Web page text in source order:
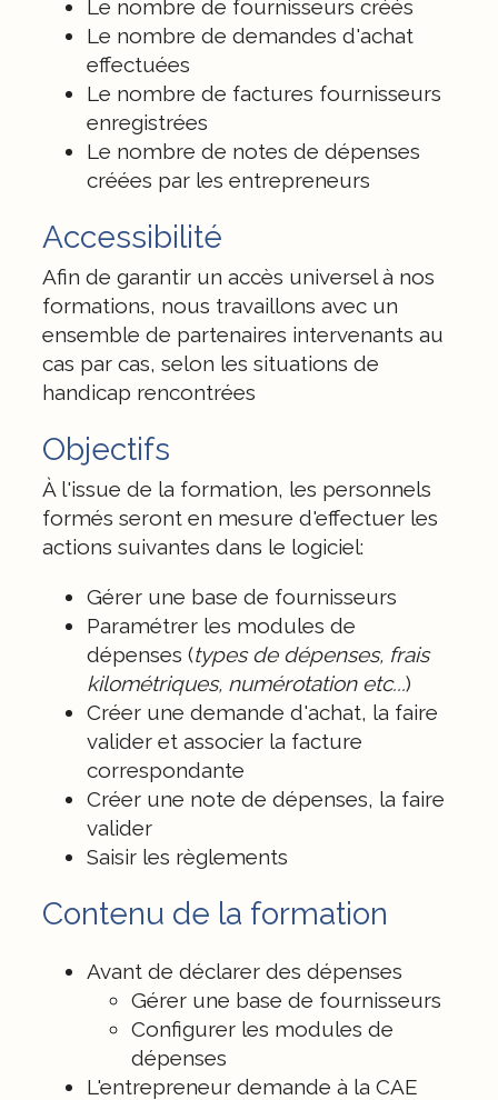
Le nombre de fournisseurs créés
Le nombre de demandes d'achat
effectuées
Le nombre de factures fournisseurs
enregistrées
Le nombre de notes de dépenses
créées par les entrepreneurs
Accessibilité
Afin de garantir un accès universel à nos
formations, nous travaillons avec un
ensemble de partenaires intervenants au
cas par cas, selon les situations de
handicap rencontrées
Objectifs
À l'issue de la formation, les personnels
formés seront en mesure d'effectuer les
actions suivantes dans le logiciel:
Gérer une base de fournisseurs
Paramétrer les modules de
dépenses (types de dépenses, frais
kilométriques, numérotation etc...)
Créer une demande d'achat, la faire
valider et associer la facture
correspondante
Créer une note de dépenses, la faire
valider
Saisir les règlements
Contenu de la formation
Avant de déclarer des dépenses
Gérer une base de fournisseurs
Configurer les modules de
dépenses
L'entrepreneur demande à la CAE